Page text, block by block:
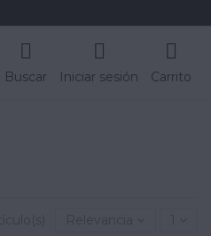
Buscar Iniciar sesión Carrito